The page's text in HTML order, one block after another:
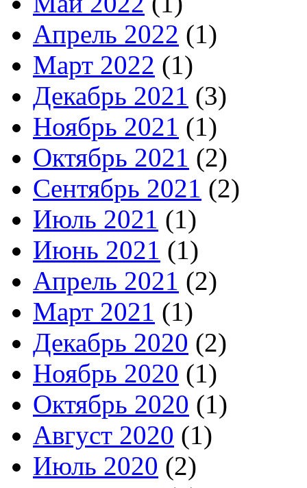
Апрель 2022 (1)
Март 2022 (1)
Декабрь 2021 (3)
Ноябрь 2021 (1)
Октябрь 2021 (2)
Сентябрь 2021 (2)
Июль 2021 (1)
Июнь 2021 (1)
Апрель 2021 (2)
Март 2021 (1)
Декабрь 2020 (2)
Ноябрь 2020 (1)
Октябрь 2020 (1)
Август 2020 (1)
Июль 2020 (2)